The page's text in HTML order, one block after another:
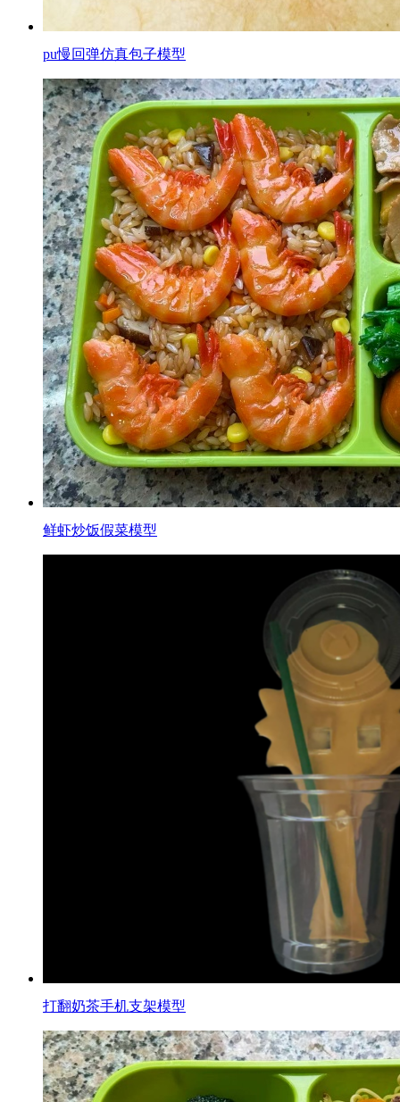
pu慢回弹仿真包子模型
鲜虾炒饭假菜模型
打翻奶茶手机支架模型